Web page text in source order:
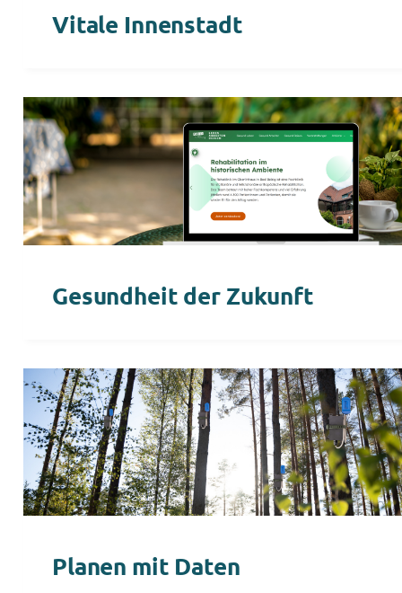
Vitale Innenstadt
Gesundheit der Zukunft
Planen mit Daten